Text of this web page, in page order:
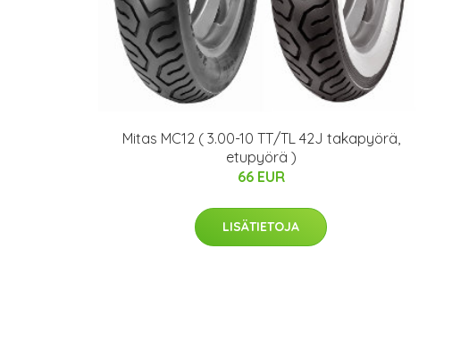
Mitas MC12 ( 3.00-10 TT/TL 42J takapyörä,
etupyörä )
66 EUR
LISÄTIETOJA